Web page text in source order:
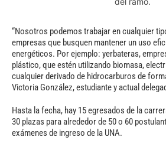
“Nosotros podemos trabajar en cualquier
empresas que busquen mantener un uso
energéticos. Por ejemplo: yerbateras,
plástico, que estén utilizando biomasa,
cualquier derivado de hidrocarburos de
Victoria González, estudiante y actual
Hasta la fecha, hay 15 egresados de la
30 plazas para alrededor de 50 o 60
exámenes de ingreso de la UNA.